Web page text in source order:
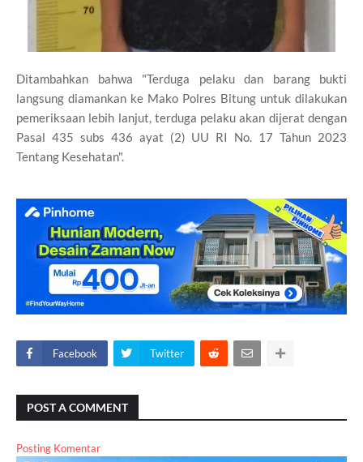
Ditambahkan bahwa "Terduga pelaku dan barang bukti
langsung diamankan ke Mako Polres Bitung untuk dilakukan
pemeriksaan lebih lanjut, terduga pelaku akan dijerat dengan
Pasal 435 subs 436 ayat (2) UU RI No. 17 Tahun 2023
Tentang Kesehatan".
Facebook Twitter
POST A COMMENT
Posting Komentar